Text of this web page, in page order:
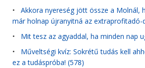
• Akkora nyereség jött össze a Molnál,
már holnap újranyitná az extraprofitadó-
• Mit tesz az agyaddal, ha minden nap
• Műveltségi kvíz: Sokrétű tudás kell
ez a tudáspróba! (578)